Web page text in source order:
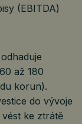
(EBITDA)
až 180
korun).
do vývoje
ke ztrátě